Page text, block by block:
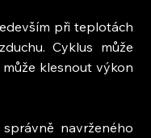
při teplotách
Cyklus může
klesnout výkon
navrženého